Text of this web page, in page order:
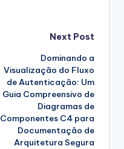
Next Post
Dominando a
Visualização do Fluxo
de Autenticação: Um
Guia Compreensivo de
Diagramas de
Componentes C4 para
Documentação de
Arquitetura Segura